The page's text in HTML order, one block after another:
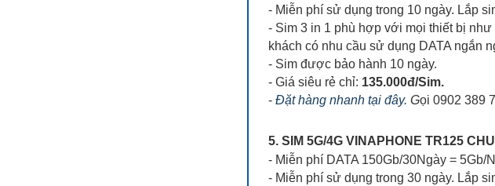
- Miễn phí sử dụng trong 10 ngày. Lắp
- Sim 3 in 1 phù hợp với mọi thiết bị
khách có nhu cầu sử dụng DATA ngắn
- Sim được bảo hành 10 ngày.
- Giá siêu rẻ chỉ: 135.000đ/Sim.
- Đặt hàng nhanh tại đây. Gọi 0902 389
5. SIM 5G/4G VINAPHONE TR125
- Miễn phí DATA 150Gb/30Ngày = 5Gb/
- Miễn phí sử dụng trong 30 ngày. Lắp